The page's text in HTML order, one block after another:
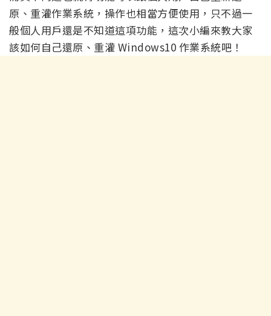
原、重灌作業系統，操作也相當方便使用，只不過一
般個人用戶還是不知道這項功能，這次小編來教大家
該如何自己還原、重灌 Windows10 作業系統吧！